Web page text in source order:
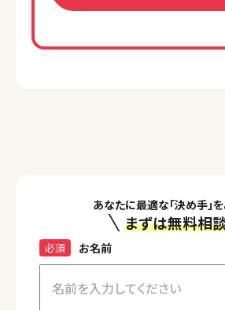
あなたに最適な「決め手」を
まずは無料相
お名前
必須